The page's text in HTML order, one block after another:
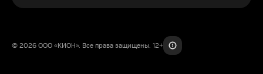
© 2026 ООО «КИОН». Все права защищены. 12+